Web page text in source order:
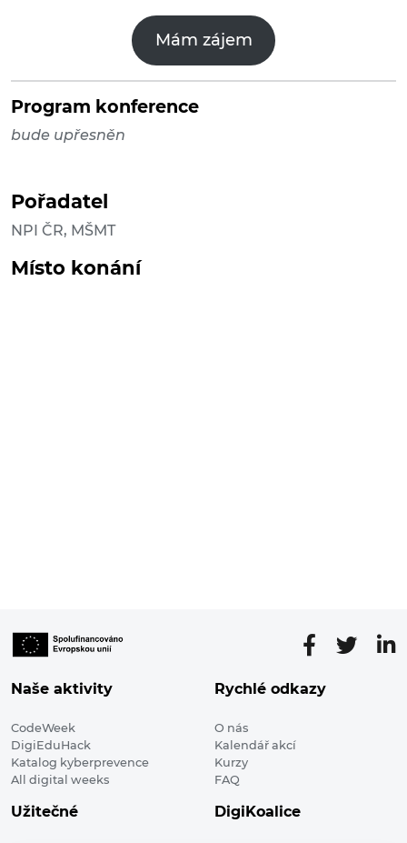
Mám zájem
Program konference
bude upřesněn
Pořadatel
NPI ČR, MŠMT
Místo konání
Naše aktivity
CodeWeek
DigiEduHack
Katalog kyberprevence
All digital weeks
Rychlé odkazy
O nás
Kalendář akcí
Kurzy
FAQ
Užitečné DigiKoalice